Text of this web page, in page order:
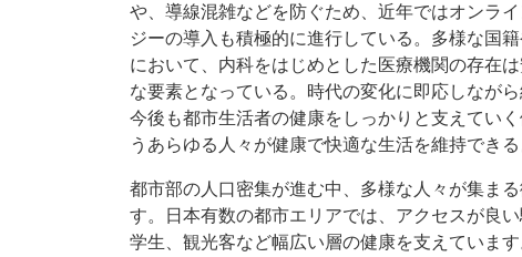
や、導線混雑などを防ぐため、近年ではオンラ
ジーの導入も積極的に進行している。多様な国
において、内科をはじめとした医療機関の存在
な要素となっている。時代の変化に即応しなが
今後も都市生活者の健康をしっかりと支えてい
うあらゆる人々が健康で快適な生活を維持でき
都市部の人口密集が進む中、多様な人々が集ま
す。日本有数の都市エリアでは、アクセスが良
学生、観光客など幅広い層の健康を支えていま